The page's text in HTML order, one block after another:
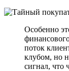
Особенно
поток
клубом, но
сигнал, что